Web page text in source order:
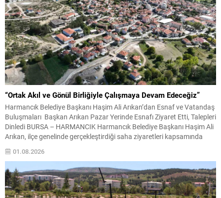
“Ortak Akıl ve Gönül Birliğiyle Çalışmaya Devam Edeceğiz”
Harmancık Belediye Başkanı Haşim Ali Arıkan’dan Esnaf ve Vatandaş
Buluşmaları Başkan Arıkan Pazar Yerinde Esnafı Ziyaret Etti, Talepleri
Dinledi BURSA – HARMANCIK Harmancık Belediye Başkanı Haşim Ali
Arıkan, ilçe genelinde gerçekleştirdiği saha ziyaretleri kapsamında
ve sosyal yaşamında önemli bir yere...
01.08.2026